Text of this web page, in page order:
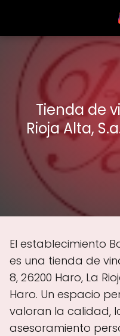
Tienda de
Rioja Alta,
El establecimiento
es una tienda de
8, 26200 Haro, La
Haro. Un espacio
valoran la calidad,
asesoramiento